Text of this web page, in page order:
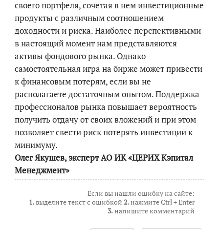
своего портфеля, сочетая в нем инвестиционные
продукты с различным соотношением
доходности и риска. Наиболее перспективными
в настоящий момент нам представляются
активы фондового рынка. Однако
самостоятельная игра на бирже может привести
к финансовым потерям, если вы не
располагаете достаточным опытом. Поддержка
профессионалов рынка повышает вероятность
получить отдачу от своих вложений и при этом
позволяет свести риск потерять инвестиции к
минимуму.
Олег Якушев, эксперт АО ИК «ЦЕРИХ Кэпитал
Менеджмент»
Если вы нашли ошибку на сайте:
1.выделите текст с ошибкой 2.нажмите Ctrl + Enter
3.напишите комментарий